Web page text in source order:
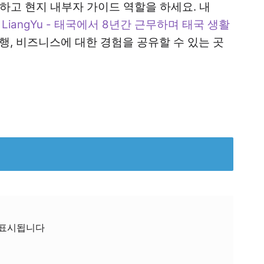
고 현지 내부자 가이드 역할을 하세요. 내
- 태국에서 8년간 근무하며 태국 생활
, 비즈니스에 대한 경험을 공유할 수 있는 곳
시됩니다